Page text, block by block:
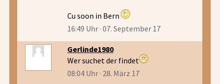
Cu soon in Bern
16:49 Uhr · 07. September 17
Gerlinde1980
Wer suchet der findet
08:04 Uhr · 28. März 17